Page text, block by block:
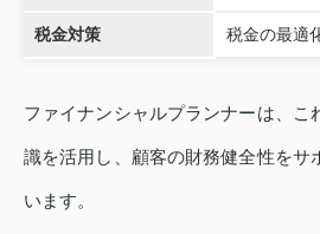
税金対策 税金の最適
ファイナンシャルプランナーは、こ
識を活用し、顧客の財務健全性をサ
います。